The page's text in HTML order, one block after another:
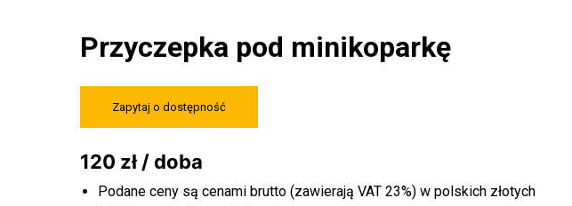
Przyczepka pod minikoparkę
Zapytaj o dostępność
120 zł / doba
Podane ceny są cenami brutto (zawierają VAT 23%) w polskich złotych